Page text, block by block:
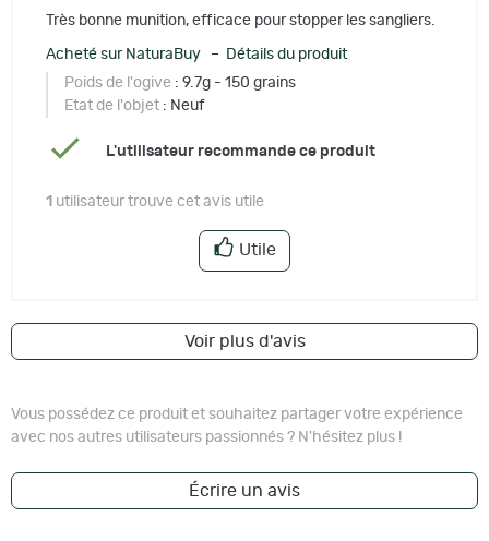
Très bonne munition, efficace pour stopper les sangliers.
Acheté sur NaturaBuy – Détails du produit
Poids de l'ogive : 9.7g - 150 grains
Etat de l'objet : Neuf
L'utilisateur recommande ce produit
1 utilisateur trouve cet avis utile
Utile
Voir plus d'avis
Vous possédez ce produit et souhaitez partager votre expérience
avec nos autres utilisateurs passionnés ? N'hésitez plus !
Écrire un avis